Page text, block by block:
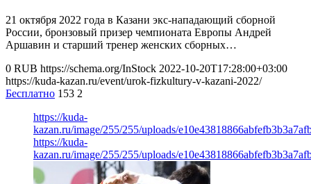
21 октября 2022 года в Казани экс-нападающий сборной
России, бронзовый призер чемпионата Европы Андрей
Аршавин и старший тренер женских сборных…
0 RUB https://schema.org/InStock 2022-10-20T17:28:00+03:00
https://kuda-kazan.ru/event/urok-fizkultury-v-kazani-2022/
Бесплатно 153 2
https://kuda-
kazan.ru/image/255/255/uploads/
https://kuda-
kazan.ru/image/255/255/uploads/